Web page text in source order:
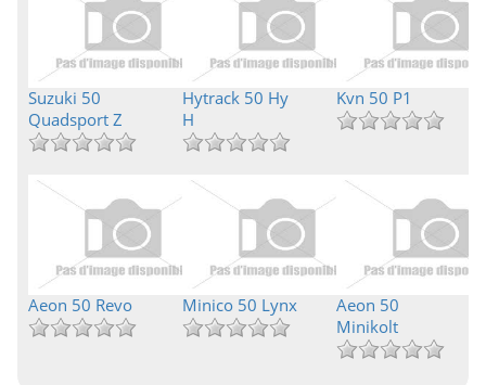
Suzuki 50
Quadsport Z
Hytrack 50 Hy
H
Kvn 50 P1
Aeon 50 Revo Minico 50 Lynx
Aeon 50
Minikolt